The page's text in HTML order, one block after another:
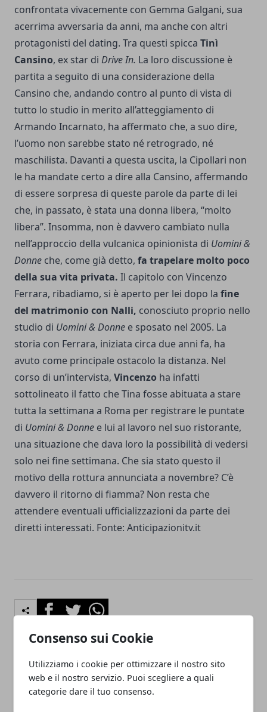
Consenso sui Cookie
Utilizziamo i cookie per ottimizzare il nostro sito
web e il nostro servizio. Puoi scegliere a quali
categorie dare il tuo consenso.
confrontata vivacemente con Gemma Galgani, sua
acerrima avversaria da anni, ma anche con altri
protagonisti del dating. Tra questi spicca Tinì
Cansino, ex star di Drive In. La loro discussione è
partita a seguito di una considerazione della
Cansino che, andando contro al punto di vista di
tutto lo studio in merito all’atteggiamento di
Armando Incarnato, ha affermato che, a suo dire,
l’uomo non sarebbe stato né retrogrado, né
maschilista. Davanti a questa uscita, la Cipollari non
le ha mandate certo a dire alla Cansino, affermando
di essere sorpresa di queste parole da parte di lei
che, in passato, è stata una donna libera, “molto
libera”. Insomma, non è davvero cambiato nulla
nell’approccio della vulcanica opinionista di Uomini &
Donne che, come già detto, fa trapelare molto poco
della sua vita privata. Il capitolo con Vincenzo
Ferrara, ribadiamo, si è aperto per lei dopo la fine
del matrimonio con Nalli, conosciuto proprio nello
studio di Uomini & Donne e sposato nel 2005. La
storia con Ferrara, iniziata circa due anni fa, ha
avuto come principale ostacolo la distanza. Nel
corso di un’intervista, Vincenzo ha infatti
sottolineato il fatto che Tina fosse abituata a stare
tutta la settimana a Roma per registrare le puntate
di Uomini & Donne e lui al lavoro nel suo ristorante,
una situazione che dava loro la possibilità di vedersi
solo nei fine settimana. Che sia stato questo il
motivo della rottura annunciata a novembre? C’è
davvero il ritorno di fiamma? Non resta che
attendere eventuali ufficializzazioni da parte dei
diretti interessati. Fonte: Anticipazionitv.it
FacebookTwitterWhatsapp
Articolo Precedente
Strani suoni provenienti
dalla stella Proxima
Articolo Successivo
Certificazione SOA: cos’è e